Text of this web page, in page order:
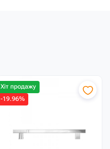
Хіт продажу
-19.96%